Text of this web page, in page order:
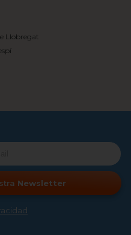
Llobregat
Newsletter